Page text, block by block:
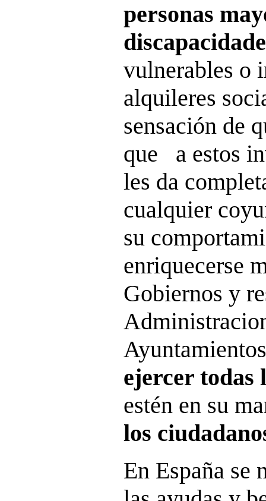
personas
vulnerables o
alquileres
sensación de
que a estos
les da
cualquier
su
enriquecerse
Gobiernos y
ejercer todas
estén en su
los
En España se